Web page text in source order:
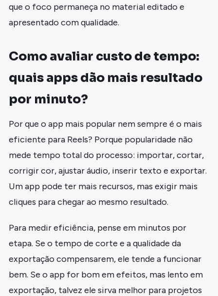
que o foco permaneça no material editado e
apresentado com qualidade.
Como avaliar custo de tempo:
quais apps dão mais resultado
por minuto?
Por que o app mais popular nem sempre é o mais
eficiente para Reels? Porque popularidade não
mede tempo total do processo: importar, cortar,
corrigir cor, ajustar áudio, inserir texto e exportar.
Um app pode ter mais recursos, mas exigir mais
cliques para chegar ao mesmo resultado.
Para medir eficiência, pense em minutos por
etapa. Se o tempo de corte e a qualidade da
exportação compensarem, ele tende a funcionar
bem. Se o app for bom em efeitos, mas lento em
exportação, talvez ele sirva melhor para projetos